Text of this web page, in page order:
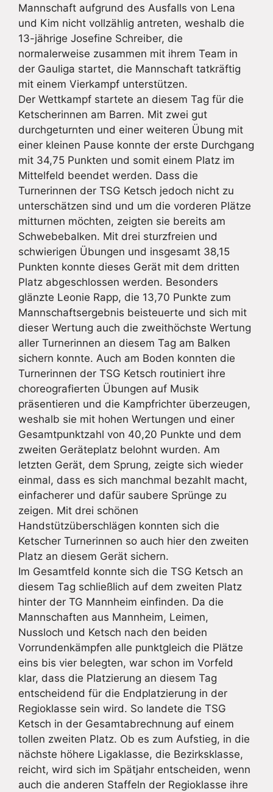
Mannschaft aufgrund des Ausfalls von Lena
und Kim nicht vollzählig antreten, weshalb die
13-jährige Josefine Schreiber, die
normalerweise zusammen mit ihrem Team in
der Gauliga startet, die Mannschaft tatkräftig
mit einem Vierkampf unterstützen.
Der Wettkampf startete an diesem Tag für die
Ketscherinnen am Barren. Mit zwei gut
durchgeturnten und einer weiteren Übung mit
einer kleinen Pause konnte der erste Durchgang
mit 34,75 Punkten und somit einem Platz im
Mittelfeld beendet werden. Dass die
Turnerinnen der TSG Ketsch jedoch nicht zu
unterschätzen sind und um die vorderen Plätze
mitturnen möchten, zeigten sie bereits am
Schwebebalken. Mit drei sturzfreien und
schwierigen Übungen und insgesamt 38,15
Punkten konnte dieses Gerät mit dem dritten
Platz abgeschlossen werden. Besonders
glänzte Leonie Rapp, die 13,70 Punkte zum
Mannschaftsergebnis beisteuerte und sich mit
dieser Wertung auch die zweithöchste Wertung
aller Turnerinnen an diesem Tag am Balken
sichern konnte. Auch am Boden konnten die
Turnerinnen der TSG Ketsch routiniert ihre
choreografierten Übungen auf Musik
präsentieren und die Kampfrichter überzeugen,
weshalb sie mit hohen Wertungen und einer
Gesamtpunktzahl von 40,20 Punkte und dem
zweiten Geräteplatz belohnt wurden. Am
letzten Gerät, dem Sprung, zeigte sich wieder
einmal, dass es sich manchmal bezahlt macht,
einfacherer und dafür saubere Sprünge zu
zeigen. Mit drei schönen
Handstützüberschlägen konnten sich die
Ketscher Turnerinnen so auch hier den zweiten
Platz an diesem Gerät sichern.
Im Gesamtfeld konnte sich die TSG Ketsch an
diesem Tag schließlich auf dem zweiten Platz
hinter der TG Mannheim einfinden. Da die
Mannschaften aus Mannheim, Leimen,
Nussloch und Ketsch nach den beiden
Vorrundenkämpfen alle punktgleich die Plätze
eins bis vier belegten, war schon im Vorfeld
klar, dass die Platzierung an diesem Tag
entscheidend für die Endplatzierung in der
Regioklasse sein wird. So landete die TSG
Ketsch in der Gesamtabrechnung auf einem
tollen zweiten Platz. Ob es zum Aufstieg, in die
nächste höhere Ligaklasse, die Bezirksklasse,
reicht, wird sich im Spätjahr entscheiden, wenn
auch die anderen Staffeln der Regioklasse ihre